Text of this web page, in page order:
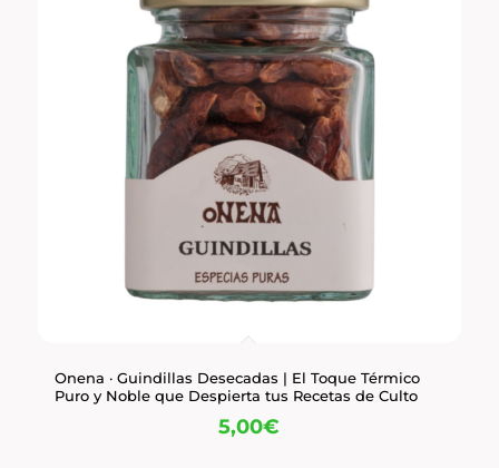
Onena · Guindillas Desecadas | El Toque Térmico
Puro y Noble que Despierta tus Recetas de Culto
5,00€